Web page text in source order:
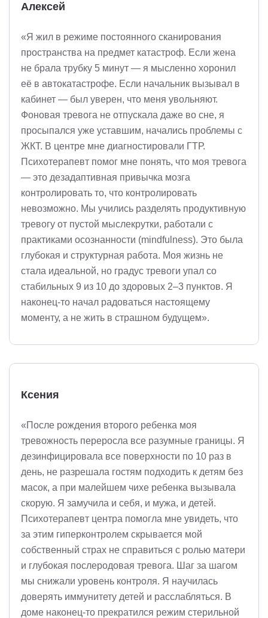
Алексей
«Я жил в режиме постоянного сканирования
пространства на предмет катастроф. Если жена
не брала трубку 5 минут — я мысленно хоронил
её в автокатастрофе. Если начальник вызывал в
кабинет — был уверен, что меня увольняют.
Фоновая тревога не отпускала даже во сне, я
просыпался уже уставшим, начались проблемы с
ЖКТ. В центре мне диагностировали ГТР.
Психотерапевт помог мне понять, что моя тревога
— это дезадаптивная привычка мозга
контролировать то, что контролировать
невозможно. Мы учились разделять продуктивную
тревогу от пустой мыслекрутки, работали с
практиками осознанности (mindfulness). Это была
глубокая и структурная работа. Моя жизнь не
стала идеальной, но градус тревоги упал со
стабильных 9 из 10 до здоровых 2–3 пунктов. Я
наконец-то начал радоваться настоящему
моменту, а не жить в страшном будущем».
Ксения
«После рождения второго ребенка моя
тревожность переросла все разумные границы. Я
дезинфицировала все поверхности по 10 раз в
день, не разрешала гостям подходить к детям без
масок, а при малейшем чихе ребенка вызывала
скорую. Я замучила и себя, и мужа, и детей.
Психотерапевт центра помогла мне увидеть, что
за этим гиперконтролем скрывается мой
собственный страх не справиться с ролью матери
и глубокая послеродовая тревога. Шаг за шагом
мы снижали уровень контроля. Я научилась
доверять иммунитету детей и расслабляться. В
доме наконец-то прекратился режим стерильной